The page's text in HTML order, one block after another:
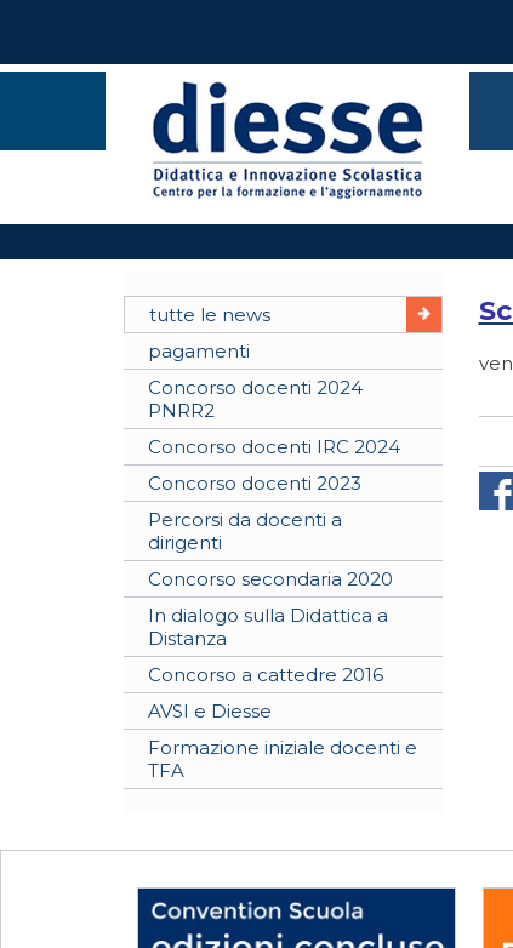
tutte le news
pagamenti
Concorso docenti 2024
PNRR2
Concorso docenti IRC 2024
Concorso docenti 2023
Percorsi da docenti a
dirigenti
Concorso secondaria 2020
In dialogo sulla Didattica a
Distanza
Concorso a cattedre 2016
AVSI e Diesse
Formazione iniziale docenti e
TFA